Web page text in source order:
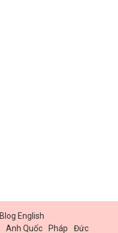
Blog English
Anh Quốc Pháp
Đức